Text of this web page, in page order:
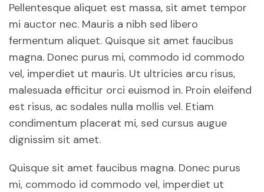
Pellentesque aliquet est massa, sit amet tempor
mi auctor nec. Mauris a nibh sed libero
fermentum aliquet. Quisque sit amet faucibus
magna. Donec purus mi, commodo id commodo
vel, imperdiet ut mauris. Ut ultricies arcu risus,
malesuada efficitur orci euismod in. Proin eleifend
est risus, ac sodales nulla mollis vel. Etiam
condimentum placerat mi, sed cursus augue
dignissim sit amet.
Quisque sit amet faucibus magna. Donec purus
mi, commodo id commodo vel, imperdiet ut